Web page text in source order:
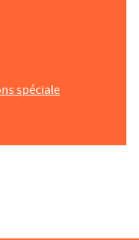
spéciale